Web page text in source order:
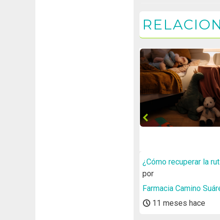
¿Cómo recuperar la
sueño de los más
por
Farmacia Camino
11 meses hace